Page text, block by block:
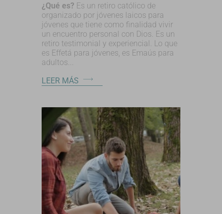
¿Qué es? Es un retiro católico de
organizado por jóvenes laicos para
jóvenes que tiene como finalidad vivir
un encuentro personal con Dios. Es un
retiro testimonial y experiencial. Lo que
es Effetá para jóvenes, es Emaús para
adultos...
LEER MÁS